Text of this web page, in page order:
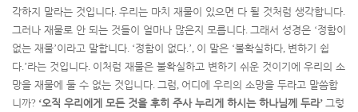
각하지 말라는 것입니다. 우리는 마치 재물이 있으면 다 될 것처럼 생각합니다.
그러나 재물로 안 되는 것들이 얼마나 많은지 모릅니다. 그래서 성경은 ‘정함이
없는 재물’이라고 말합니다. ‘정함이 없다.’, 이 말은 ‘불확실하다, 변하기 쉽
다.’라는 것입니다. 이처럼 재물은 불확실하고 변하기 쉬운 것이기에 우리의 소
망을 재물에 둘 수 없는 것입니다. 그럼, 어디에 우리의 소망을 두라고 말씀합
니까? ‘오직 우리에게 모든 것을 후히 주사 누리게 하시는 하나님께 두라’ 그렇